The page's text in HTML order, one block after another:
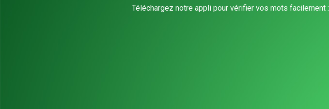
Téléchargez notre appli pour vérifier vos mots facilement :